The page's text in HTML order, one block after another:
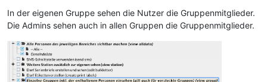
In der eigenen Gruppe sehen die Nutzer die Gruppenmitglieder.
Die Admins sehen auch in allen Gruppen die Gruppenmitglieder.